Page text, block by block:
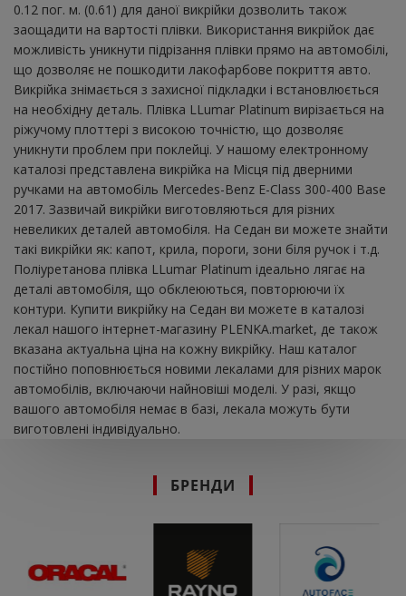
0.12 пог. м. (0.61) для даної викрійки дозволить також
заощадити на вартості плівки. Використання викрійок дає
можливість уникнути підрізання плівки прямо на автомобілі,
що дозволяє не пошкодити лакофарбове покриття авто.
Викрійка знімається з захисної підкладки і встановлюється
на необхідну деталь. Плівка LLumar Platinum вирізається на
ріжучому плоттері з високою точністю, що дозволяє
уникнути проблем при поклейці. У нашому електронному
каталозі представлена ​​викрійка на Місця під дверними
ручками на автомобіль Mercedes-Benz E-Class 300-400 Base
2017. Зазвичай викрійки виготовляються для різних
невеликих деталей автомобіля. На Седан ви можете знайти
такі викрійки як: капот, крила, пороги, зони біля ручок і т.д.
Поліуретанова плівка LLumar Platinum ідеально лягає на
деталі автомобіля, що обклеюються, повторюючи їх
контури. Купити викрійку на Седан ви можете в каталозі
лекал нашого інтернет-магазину PLENKA.market, де також
вказана актуальна ціна на кожну викрійку. Наш каталог
постійно поповнюється новими лекалами для різних марок
автомобілів, включаючи найновіші моделі. У разі, якщо
вашого автомобіля немає в базі, лекала можуть бути
виготовлені індивідуально.
БРЕНДИ